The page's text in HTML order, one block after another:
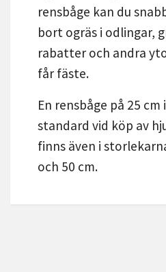
rensbåge kan du
bort ogräs i odlingar,
rabatter och andra
får fäste.
En rensbåge på 25 cm
standard vid köp av
finns även i
och 50 cm.